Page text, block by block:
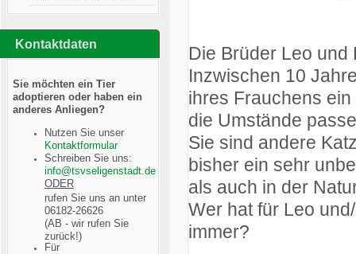
Kontaktdaten
Sie möchten ein Tier
adoptieren oder haben ein
anderes Anliegen?
Nutzen Sie unser
Kontaktformular
Schreiben Sie uns:
ODER
rufen Sie uns an unter
06182-26626
(AB - wir rufen Sie
zurück!)
Für
Die Brüder Leo
Inzwischen 10
ihres Frauchens
die Umstände
Sie sind andere
bisher ein sehr
als auch in der
Wer hat für Leo
immer?